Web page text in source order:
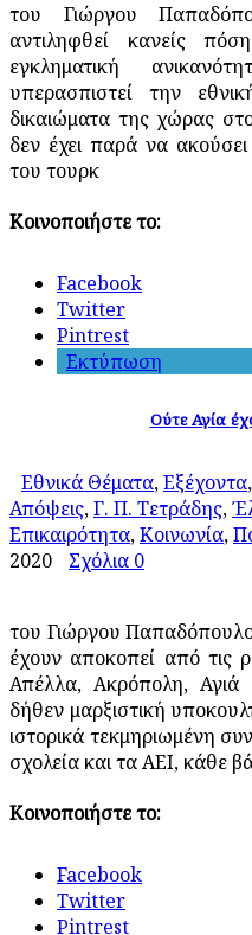
του Γιώργου
αντιληφθεί κανείς
εγκληματική
υπερασπιστεί την
δικαιώματα της χώρας
δεν έχει παρά να ακούσει
του τουρκ
Κοινοποιήστε το:
Facebook
Twitter
Pintrest
Εκτύπωση
Ούτε Αγία
Εθνικά Θέματα,Εξέχοντα,
Απόψεις,Γ. Π. Τετράδης,
Επικαιρότητα,Κοινωνία,
2020
Σχόλια 0
του Γιώργου
έχουν αποκοπεί από τις
Απέλλα, Ακρόπολη,
δήθεν μαρξιστική
ιστορικά τεκμηριωμένη
σχολεία και τα ΑΕΙ, κάθε
Κοινοποιήστε το:
Facebook
Twitter
Pintrest